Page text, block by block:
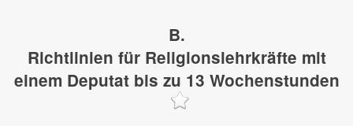
B.
Richtlinien für Religionslehrkräfte mit
einem Deputat bis zu 13 Wochenstunden